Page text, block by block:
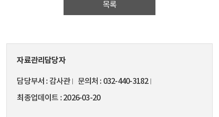
목록
자료관리담당자
담당부서 감사관 문의처
032-440-3182
최종업데이트
2026-03-20